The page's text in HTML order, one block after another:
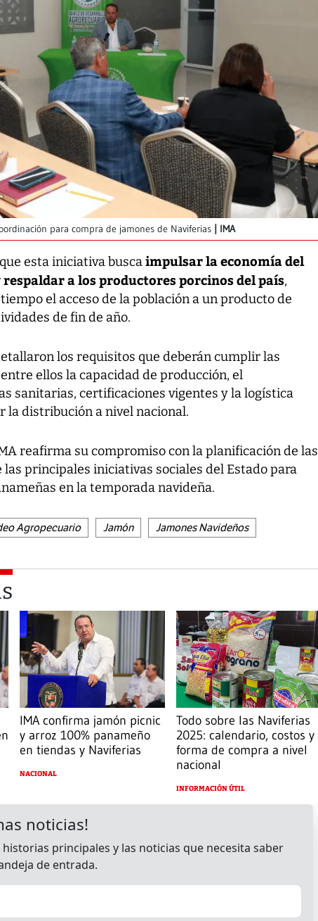
para compra de jamones de Naviferias IMA
esta iniciativa buscaimpulsar la economía del
a los productores porcinos del país,
el acceso de la población a un producto de
de fin de año.
los requisitos que deberán cumplir las
ellos la capacidad de producción, el
sanitarias, certificaciones vigentes y la logística
la distribución a nivel nacional.
reafirma su compromiso con la planificación de las
principales iniciativas sociales del Estado para
en la temporada navideña.
Agropecuario Jamón
Jamones Navideños
IMA confirma jamón picnic
y arroz 100% panameño
en tiendas y Naviferias
NACIONAL
Todo sobre las Naviferias
2025: calendario, costos y
forma de compra a nivel
nacional
INFORMACIÓN ÚTIL